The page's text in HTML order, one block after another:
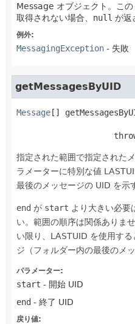
Message オブジェクト。こ
取得されない場合、 null が返
例外:
MessagingException - 失敗
getMessagesByUID
Message []
指定された範囲で指定された
ラメーターに特別な値
最後のメッセージの UID を示
end が start より大きい必要
い。範囲の順序は関係ありま
い限り、LASTUID を使用す
ジ（フォルダー内の最後のメ
パラメーター:
start - 開始 UID
end - 終了 UID
戻り値: